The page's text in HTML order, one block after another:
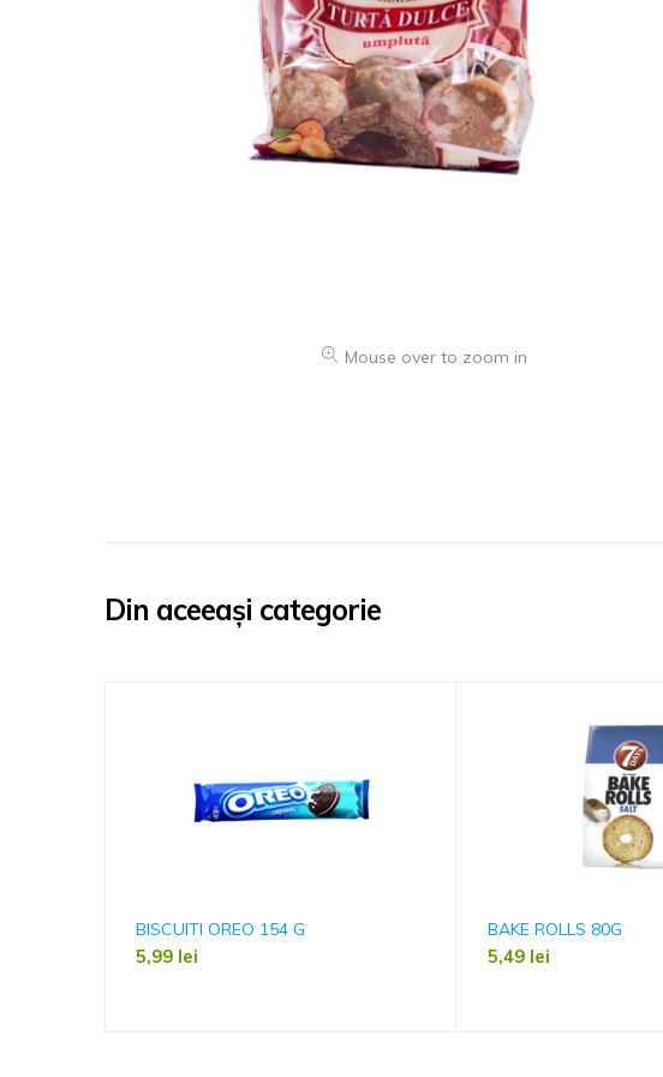
Mouse over to zoom in
Din aceeași categorie
BISCUITI OREO 154 G
5,99 lei
BAKE ROLLS 80G
5,49 lei